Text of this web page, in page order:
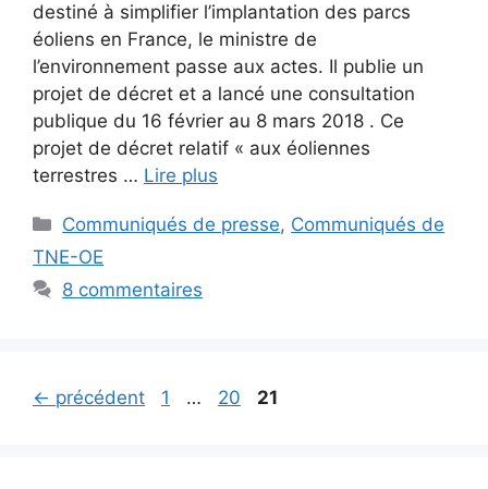
destiné à simplifier l’implantation des parcs
éoliens en France, le ministre de
l’environnement passe aux actes. Il publie un
projet de décret et a lancé une consultation
publique du 16 février au 8 mars 2018 . Ce
projet de décret relatif « aux éoliennes
terrestres … Lire plus
Catégories
Communiqués de presse, Communiqués de
TNE-OE
8 commentaires
← précédent Page
1 … Page
20 Page
21